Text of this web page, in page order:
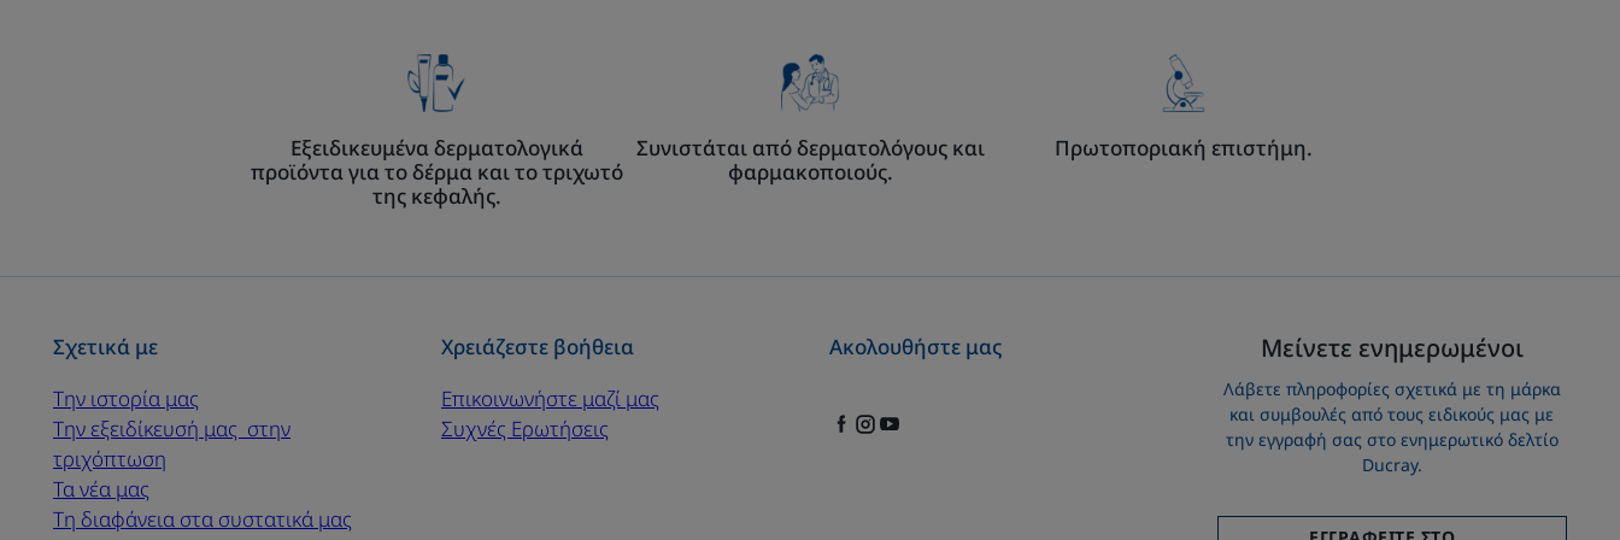
μας!
Θα λαμβάνετε πληροφορίες για τη μάρκα και
συμβουλές από τους ειδικούς μας με την εγγραφή
σας στο ενημερωτικό δελτίο της Ducray.
ΚΆΝΕ ΤΗΝ ΕΓΓΡΑΦΉ ΣΟΥ ΕΔΩ!
Εξειδικευμένα δερματολογικά
προϊόντα για το δέρμα και το τριχωτό
της κεφαλής.
Συνιστάται από δερματολόγους και
φαρμακοποιούς.
Πρωτοποριακή επιστήμη.
Μείνετε ενημερωμένοι
Λάβετε πληροφορίες σχετικά με τη μάρκα
και συμβουλές από τους ειδικούς μας με
την εγγραφή σας στο ενημερωτικό δελτίο
Ducray.
Σχετικά με
Την ιστορία μας
Την εξειδίκευσή μας ​ στην
τριχόπτωση
Τα νέα μας
Τη διαφάνεια στα συστατικά μας
Χρειάζεστε βοήθεια
Επικοινωνήστε μαζί μας
Συχνές Ερωτήσεις
Ακολουθήστε μας